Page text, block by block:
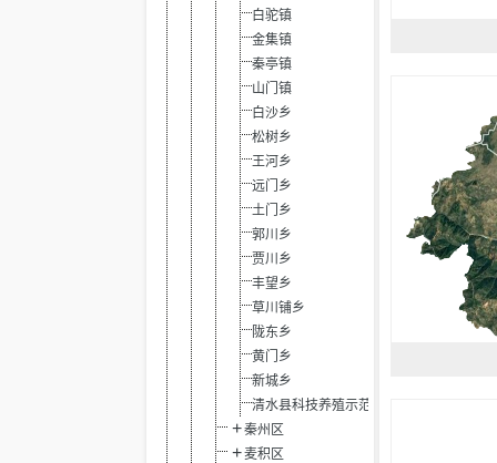
白驼镇
金集镇
秦亭镇
山门镇
白沙乡
松树乡
王河乡
远门乡
土门乡
郭川乡
贾川乡
丰望乡
草川铺乡
陇东乡
黄门乡
新城乡
清水县科技养殖示范园区
秦州区
麦积区